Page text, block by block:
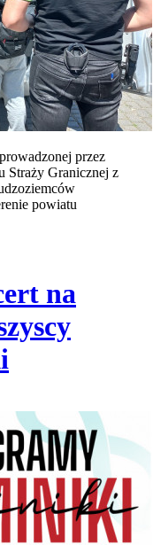
przez
Straży Granicznej z
powiatu
na